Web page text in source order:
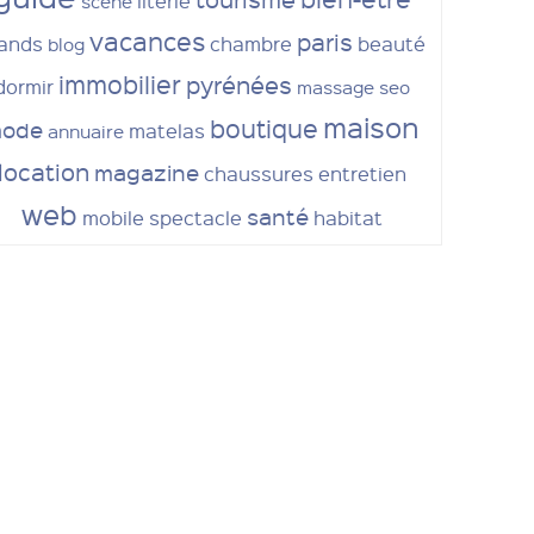
blog vacances chambre paris beauté
immobilierpyrénées massage seo
annuaire matelas boutique maison
magazinechaussures entretien
web mobile spectacle santé habitat